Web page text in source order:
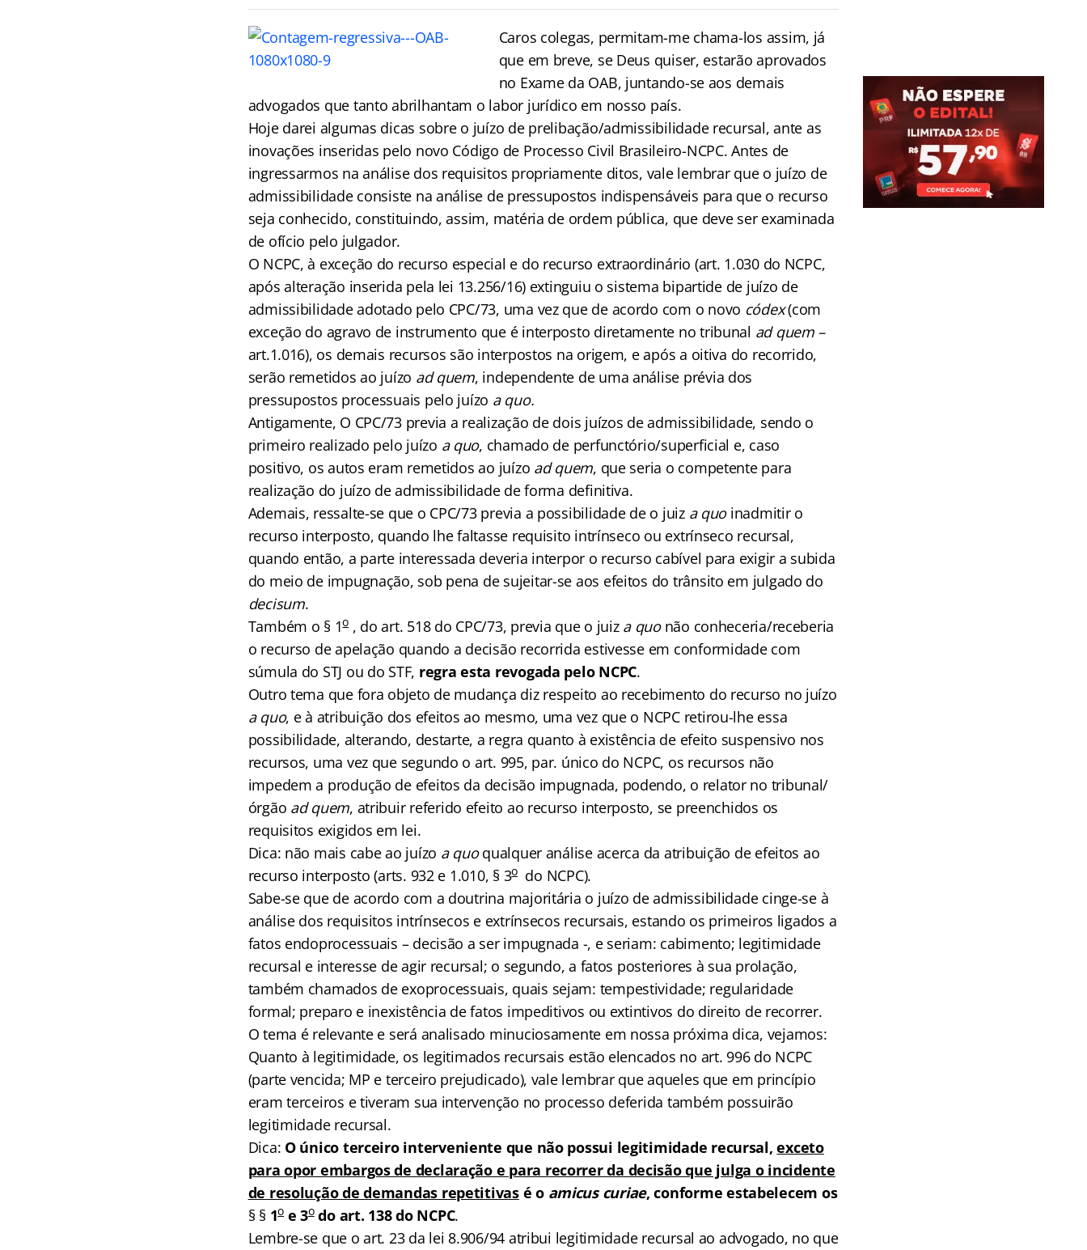
Caros colegas, permitam-me chama-los assim, já
que em breve, se Deus quiser, estarão aprovados
no Exame da OAB, juntando-se aos demais
advogados que tanto abrilhantam o labor jurídico em nosso país.
Hoje darei algumas dicas sobre o juízo de prelibação/admissibilidade recursal, ante as
inovações inseridas pelo novo Código de Processo Civil Brasileiro-NCPC. Antes de
ingressarmos na análise dos requisitos propriamente ditos, vale lembrar que o juízo de
admissibilidade consiste na análise de pressupostos indispensáveis para que o recurso
seja conhecido, constituindo, assim, matéria de ordem pública, que deve ser examinada
de ofício pelo julgador.
O NCPC, à exceção do recurso especial e do recurso extraordinário (art. 1.030 do NCPC,
após alteração inserida pela lei 13.256/16) extinguiu o sistema bipartide de juízo de
admissibilidade adotado pelo CPC/73, uma vez que de acordo com o novo códex(com
exceção do agravo de instrumento que é interposto diretamente no tribunal ad quem –
art.1.016), os demais recursos são interpostos na origem, e após a oitiva do recorrido,
serão remetidos ao juízo ad quem, independente de uma análise prévia dos
pressupostos processuais pelo juízo a quo.
Antigamente, O CPC/73 previa a realização de dois juízos de admissibilidade, sendo o
primeiro realizado pelo juízo a quo, chamado de perfunctório/superficial e, caso
positivo, os autos eram remetidos ao juízo ad quem, que seria o competente para
realização do juízo de admissibilidade de forma definitiva.
Ademais, ressalte-se que o CPC/73 previa a possibilidade de o juiz a quo inadmitir o
recurso interposto, quando lhe faltasse requisito intrínseco ou extrínseco recursal,
quando então, a parte interessada deveria interpor o recurso cabível para exigir a subida
do meio de impugnação, sob pena de sujeitar-se aos efeitos do trânsito em julgado do
decisum.
Também o § 1o , do art. 518 do CPC/73, previa que o juiz a quonão conheceria/receberia
o recurso de apelação quando a decisão recorrida estivesse em conformidade com
súmula do STJ ou do STF, regra esta revogada pelo NCPC.
Outro tema que fora objeto de mudança diz respeito ao recebimento do recurso no juízo
a quo, e à atribuição dos efeitos ao mesmo, uma vez que o NCPC retirou-lhe essa
possibilidade, alterando, destarte, a regra quanto à existência de efeito suspensivo nos
recursos, uma vez que segundo o art. 995, par. único do NCPC, os recursos não
impedem a produção de efeitos da decisão impugnada, podendo, o relator no tribunal/
órgão ad quem, atribuir referido efeito ao recurso interposto, se preenchidos os
requisitos exigidos em lei.
Dica: não mais cabe ao juízo a quoqualquer análise acerca da atribuição de efeitos ao
recurso interposto (arts. 932 e 1.010, § 3o do NCPC).
Sabe-se que de acordo com a doutrina majoritária o juízo de admissibilidade cinge-se à
análise dos requisitos intrínsecos e extrínsecos recursais, estando os primeiros ligados a
fatos endoprocessuais – decisão a ser impugnada -, e seriam: cabimento; legitimidade
recursal e interesse de agir recursal; o segundo, a fatos posteriores à sua prolação,
também chamados de exoprocessuais, quais sejam: tempestividade; regularidade
formal; preparo e inexistência de fatos impeditivos ou extintivos do direito de recorrer.
O tema é relevante e será analisado minuciosamente em nossa próxima dica, vejamos:
Quanto à legitimidade, os legitimados recursais estão elencados no art. 996 do NCPC
(parte vencida; MP e terceiro prejudicado), vale lembrar que aqueles que em princípio
eram terceiros e tiveram sua intervenção no processo deferida também possuirão
legitimidade recursal.
Dica: O único terceiro interveniente que não possui legitimidade recursal,exceto
para opor embargos de declaração e para recorrer da decisão que julga o incidente
de resolução de demandas repetitivasé o amicus curiae, conforme estabelecem os
§ § 1oe 3odo art. 138 do NCPC.
Lembre-se que o art. 23 da lei 8.906/94 atribui legitimidade recursal ao advogado, no que